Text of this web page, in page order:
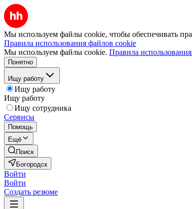
Мы используем файлы cookie, чтобы обеспечивать
Правила использования файлов cookie
Мы используем файлы cookie. Правила
Понятно
Ищу работу
Ищу работу
Ищу работу
Ищу сотрудника
Сервисы
Помощь
Ещё
Поиск
Богородск
Войти
Войти
Создать резюме